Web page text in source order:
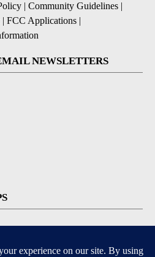
| Community Guidelines |
| FCC Applications |
NEWSLETTERS